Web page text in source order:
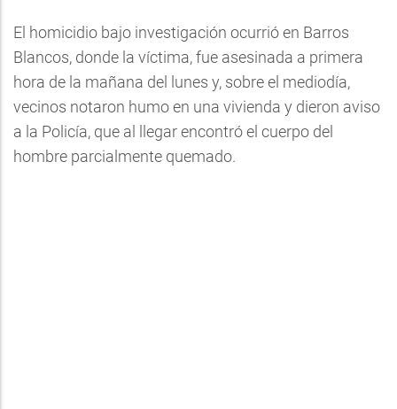
El homicidio bajo investigación ocurrió en Barros
Blancos, donde la víctima, fue asesinada a primera
hora de la mañana del lunes y, sobre el mediodía,
vecinos notaron humo en una vivienda y dieron aviso
a la Policía, que al llegar encontró el cuerpo del
hombre parcialmente quemado.